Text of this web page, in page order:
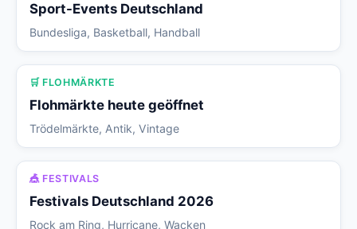
Sport-Events Deutschland
Bundesliga, Basketball, Handball
🛒 FLOHMÄRKTE
Flohmärkte heute geöffnet
Trödelmärkte, Antik, Vintage
🎪 FESTIVALS
Festivals Deutschland 2026
Rock am Ring, Hurricane, Wacken